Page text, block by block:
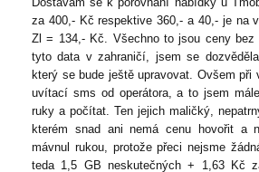
za 400,- Kč respektive 360,- a 40,- je na
Zl = 134,- Kč. Všechno to jsou ceny
tyto data v zahraničí, jsem se
který se bude ještě upravovat. Ovšem
uvítací sms od operátora, a to jsem
ruky a počítat. Ten jejich maličký,
kterém snad ani nemá cenu hovořit a
mávnul rukou, protože přeci nejsme
teda 1,5 GB neskutečných + 1,63 Kč